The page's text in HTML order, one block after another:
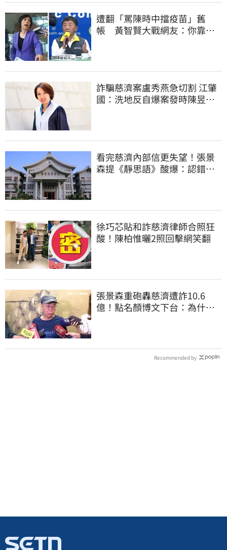
遭翻「罵陳時中擋疫苗」舊
帳 黃智賢大戰網友：你靠我
詐騙慈濟案盧秀燕急切割 江肇
國：洗地反自爆案發時陳昱瑄
看完慈濟內部信更失望！張景
森提《靜思語》酸爆：認錯有
徐巧芯貼和詐慈濟律師合照狂
酸！陳柏惟曬2照回擊網笑翻
張景森重砲轟慈濟遭詐10.6
億！點名顏博文下台：為什麼
Recommended by